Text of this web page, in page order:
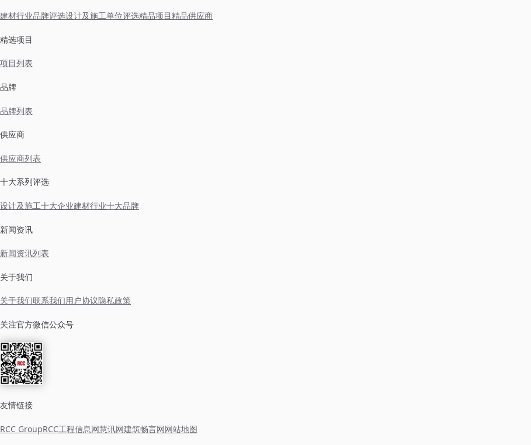
建材行业品牌评选设计及施工单位评选精品项目精品供应商
精选项目
项目列表
品牌
品牌列表
供应商
供应商列表
十大系列评选
设计及施工十大企业建材行业十大品牌
新闻资讯
新闻资讯列表
关于我们
关于我们联系我们用户协议隐私政策
关注官方微信公众号
友情链接
RCC GroupRCC工程信息网慧讯网建筑畅言网网站地图